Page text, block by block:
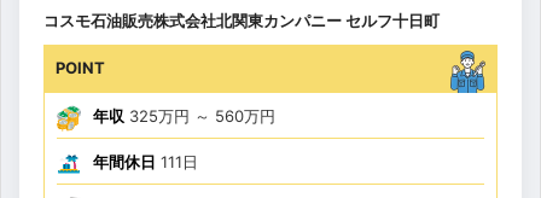
コスモ石油販売株式会社北関東カンパニー セルフ十日町
POINT
年収 325万円 ～ 560万円
年間休日 111日